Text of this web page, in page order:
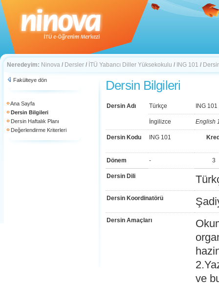
Neredeyim: Ninova / Dersler / İTÜ Yabancı Diller Yüksekokulu / ING 101 /
Fakülteye dön
Ana Sayfa
Dersin Bilgileri
Dersin Haftalık Planı
Değerlendirme Kriterleri
Dersin Bilgileri
Dersin Adı Türkçe ING 101
İngilizce English
Dersin Kodu ING 101
Dönem - 3
Dersin Dili
Dersin Koordinatörü
Dersin Amaçları
ve